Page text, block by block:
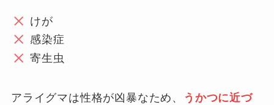
けが
感染症
寄生虫
アライグマは性格が凶暴なため、
うかつに近づ